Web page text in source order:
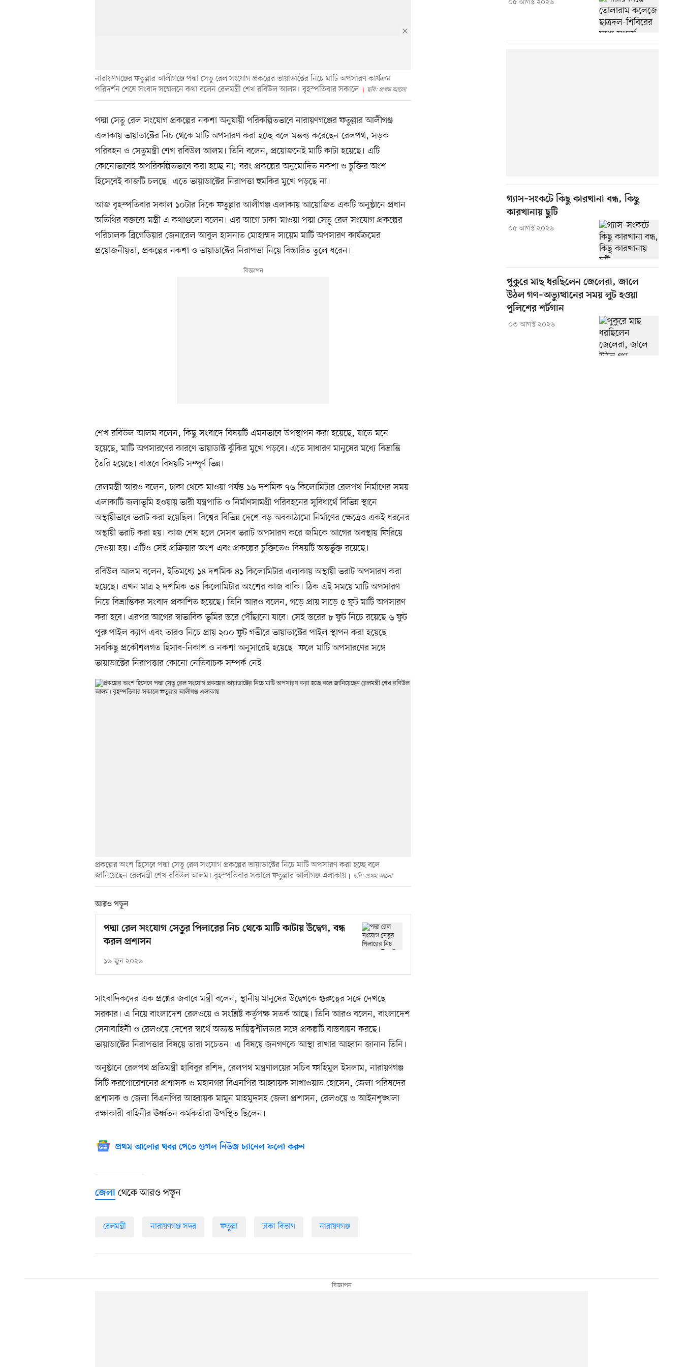
নারায়ণগঞ্জের ফতুল্লার আলীগঞ্জে পদ্মা সেতু রেল সংযোগ প্রকল্পের ভায়াডাক্টের নিচে মাটি অপসারণ কার্যক্রম
পরিদর্শন শেষে সংবাদ সম্মেলনে কথা বলেন রেলমন্ত্রী শেখ রবিউল আলম। বৃহস্পতিবার সকালে
ছবি: প্রথম আলো
পদ্মা সেতু রেল সংযোগ প্রকল্পের নকশা অনুযায়ী পরিকল্পিতভাবে নারায়ণগঞ্জের ফতুল্লার আলীগঞ্জ
এলাকায় ভায়াডাক্টের নিচ থেকে মাটি অপসারণ করা হচ্ছে বলে মন্তব্য করেছেন রেলপথ, সড়ক
পরিবহন ও সেতুমন্ত্রী শেখ রবিউল আলম। তিনি বলেন, প্রয়োজনেই মাটি কাটা হয়েছে। এটি
কোনোভাবেই অপরিকল্পিতভাবে করা হচ্ছে না; বরং প্রকল্পের অনুমোদিত নকশা ও চুক্তির অংশ
হিসেবেই কাজটি চলছে। এতে ভায়াডাক্টের নিরাপত্তা হুমকির মুখে পড়ছে না।
আজ বৃহস্পতিবার সকাল ১০টার দিকে ফতুল্লার আলীগঞ্জ এলাকায় আয়োজিত একটি অনুষ্ঠানে প্রধান
অতিথির বক্তব্যে মন্ত্রী এ কথাগুলো বলেন। এর আগে ঢাকা-মাওয়া পদ্মা সেতু রেল সংযোগ প্রকল্পের
পরিচালক ব্রিগেডিয়ার জেনারেল আবুল হাসনাত মোহাম্মদ সায়েম মাটি অপসারণ কার্যক্রমের
প্রয়োজনীয়তা, প্রকল্পের নকশা ও ভায়াডাক্টের নিরাপত্তা নিয়ে বিস্তারিত তুলে ধরেন।
শেখ রবিউল আলম বলেন, কিছু সংবাদে বিষয়টি এমনভাবে উপস্থাপন করা হয়েছে, যাতে মনে
হয়েছে, মাটি অপসারণের কারণে ভায়াডাক্ট ঝুঁকির মুখে পড়বে। এতে সাধারণ মানুষের মধ্যে বিভ্রান্তি
তৈরি হয়েছে। বাস্তবে বিষয়টি সম্পূর্ণ ভিন্ন।
রেলমন্ত্রী আরও বলেন, ঢাকা থেকে মাওয়া পর্যন্ত ১৬ দশমিক ৭৬ কিলোমিটার রেলপথ নির্মাণের সময়
এলাকাটি জলাভূমি হওয়ায় ভারী যন্ত্রপাতি ও নির্মাণসামগ্রী পরিবহনের সুবিধার্থে বিভিন্ন স্থানে
অস্থায়ীভাবে ভরাট করা হয়েছিল। বিশ্বের বিভিন্ন দেশে বড় অবকাঠামো নির্মাণের ক্ষেত্রেও একই ধরনের
অস্থায়ী ভরাট করা হয়। কাজ শেষ হলে সেসব ভরাট অপসারণ করে জমিকে আগের অবস্থায় ফিরিয়ে
দেওয়া হয়। এটিও সেই প্রক্রিয়ার অংশ এবং প্রকল্পের চুক্তিতেও বিষয়টি অন্তর্ভুক্ত রয়েছে।
রবিউল আলম বলেন, ইতিমধ্যে ১৪ দশমিক ৪১ কিলোমিটার এলাকায় অস্থায়ী ভরাট অপসারণ করা
হয়েছে। এখন মাত্র ২ দশমিক ৩৪ কিলোমিটার অংশের কাজ বাকি। ঠিক এই সময়ে মাটি অপসারণ
নিয়ে বিভ্রান্তিকর সংবাদ প্রকাশিত হয়েছে। তিনি আরও বলেন, গড়ে প্রায় সাড়ে ৫ ফুট মাটি অপসারণ
করা হবে। এরপর আগের স্বাভাবিক ভূমির স্তরে পৌঁছানো যাবে। সেই স্তরের ৮ ফুট নিচে রয়েছে ৬ ফুট
পুরু পাইল ক্যাপ এবং তারও নিচে প্রায় ২০০ ফুট গভীরে ভায়াডাক্টের পাইল স্থাপন করা হয়েছে।
সবকিছু প্রকৌশলগত হিসাব-নিকাশ ও নকশা অনুসারেই হয়েছে। ফলে মাটি অপসারণের সঙ্গে
ভায়াডাক্টের নিরাপত্তার কোনো নেতিবাচক সম্পর্ক নেই।
প্রকল্পের অংশ হিসেবে পদ্মা সেতু রেল সংযোগ প্রকল্পের ভায়াডাক্টের নিচে মাটি অপসারণ করা হচ্ছে বলে
জানিয়েছেন রেলমন্ত্রী শেখ রবিউল আলম। বৃহস্পতিবার সকালে ফতুল্লার আলীগঞ্জ এলাকায়
ছবি: প্রথম আলো
আরও পড়ুন
পদ্মা রেল সংযোগ সেতুর পিলারের নিচ থেকে মাটি কাটায় উদ্বেগ, বন্ধ
করল প্রশাসন
১৬ জুন ২০২৬
সাংবাদিকদের এক প্রশ্নের জবাবে মন্ত্রী বলেন, স্থানীয় মানুষের উদ্বেগকে গুরুত্বের সঙ্গে দেখছে
সরকার। এ নিয়ে বাংলাদেশ রেলওয়ে ও সংশ্লিষ্ট কর্তৃপক্ষ সতর্ক আছে। তিনি আরও বলেন, বাংলাদেশ
সেনাবাহিনী ও রেলওয়ে দেশের স্বার্থে অত্যন্ত দায়িত্বশীলতার সঙ্গে প্রকল্পটি বাস্তবায়ন করছে।
ভায়াডাক্টের নিরাপত্তার বিষয়ে তারা সচেতন। এ বিষয়ে জনগণকে আস্থা রাখার আহ্বান জানান তিনি।
অনুষ্ঠানে রেলপথ প্রতিমন্ত্রী হাবিবুর রশিদ, রেলপথ মন্ত্রণালয়ের সচিব ফাহিমুল ইসলাম, নারায়ণগঞ্জ
সিটি করপোরেশনের প্রশাসক ও মহানগর বিএনপির আহ্বায়ক সাখাওয়াত হোসেন, জেলা পরিষদের
প্রশাসক ও জেলা বিএনপির আহ্বায়ক মামুন মাহমুদসহ জেলা প্রশাসন, রেলওয়ে ও আইনশৃঙ্খলা
রক্ষাকারী বাহিনীর ঊর্ধ্বতন কর্মকর্তারা উপস্থিত ছিলেন।
প্রথম আলোর খবর পেতে গুগল নিউজ চ্যানেল ফলো করুন
জেলা থেকে আরও পড়ুন
রেলমন্ত্রী নারায়ণগঞ্জ সদর ফতুল্লা ঢাকা বিভাগ নারায়ণগঞ্জ
০৫ আগস্ট ২০২৬
গ্যাস–সংকটে কিছু কারখানা বন্ধ, কিছু
কারখানায় ছুটি
০৫ আগস্ট ২০২৬
পুকুরে মাছ ধরছিলেন জেলেরা, জালে
উঠল গণ–অভ্যুত্থানের সময় লুট হওয়া
পুলিশের শর্টগান
০৩ আগস্ট ২০২৬